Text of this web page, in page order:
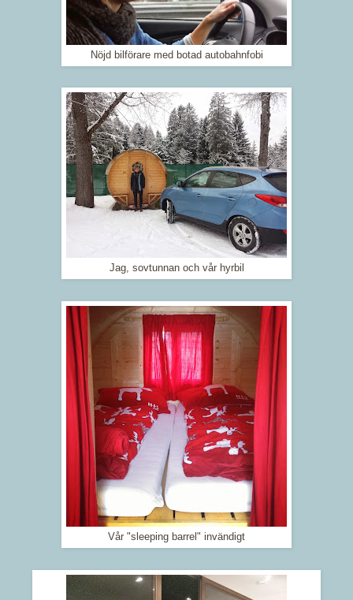
Nöjd bilförare med botad autobahnfobi
Jag, sovtunnan och vår hyrbil
Vår "sleeping barrel" invändigt